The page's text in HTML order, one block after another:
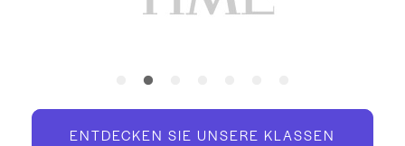
ENTDECKEN SIE UNSERE KLASSEN